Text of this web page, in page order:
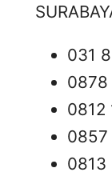
031
0878
0812
0813